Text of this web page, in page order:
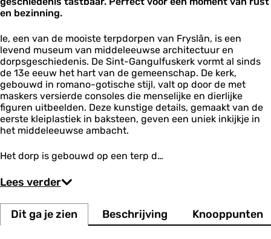
en bezinning.
Ie, een van de mooiste terpdorpen van Fryslân, is een
levend museum van middeleeuwse architectuur en
dorpsgeschiedenis. De Sint-Gangulfuskerk vormt al sinds
de 13e eeuw het hart van de gemeenschap. De kerk,
gebouwd in romano-gotische stijl, valt op door de met
maskers versierde consoles die menselijke en dierlijke
figuren uitbeelden. Deze kunstige details, gemaakt van de
eerste kleiplastiek in baksteen, geven een uniek inkijkje in
het middeleeuwse ambacht.
Het dorp is gebouwd op een terp d…
Lees verder
Dit ga je zien Beschrijving Knooppunten